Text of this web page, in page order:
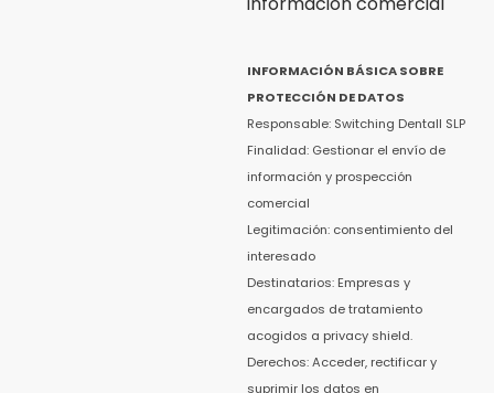
INFORMACIÓN BÁSICA SOBRE
PROTECCIÓN DE DATOS
Responsable: Switching Dentall SLP
Finalidad: Gestionar el envío de
información y prospección
comercial
Legitimación: consentimiento del
interesado
Destinatarios: Empresas y
encargados de tratamiento
acogidos a privacy shield.
Derechos: Acceder, rectificar y
suprimir los datos en